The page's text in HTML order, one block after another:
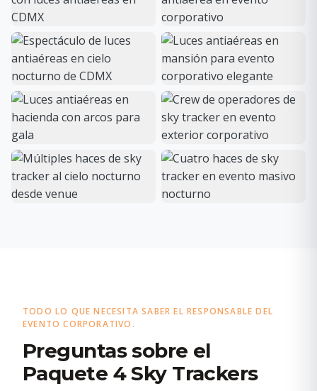
TODO LO QUE NECESITA SABER EL RESPONSABLE DEL
EVENTO CORPORATIVO.
Preguntas sobre el
Paquete 4 Sky Trackers